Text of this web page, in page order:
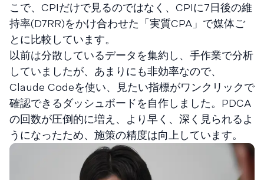
こで、CPIだけで見るのではなく、CPIに7日後の維
持率(D7RR)をかけ合わせた「実質CPA」で媒体ご
とに比較しています。
以前は分散しているデータを集約し、手作業で分析
していましたが、あまりにも非効率なので、
Claude Codeを使い、見たい指標がワンクリックで
確認できるダッシュボードを自作しました。PDCA
の回数が圧倒的に増え、より早く、深く見られるよ
うになったため、施策の精度は向上しています。